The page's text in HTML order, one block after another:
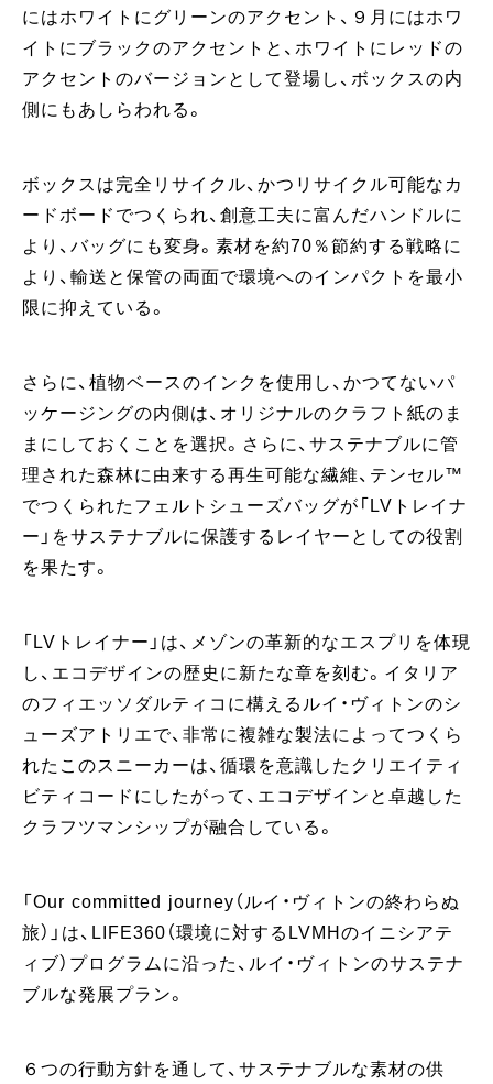
にはホワイトにグリーンのアクセント、９月にはホワ
イトにブラックのアクセントと、ホワイトにレッドの
アクセントのバージョンとして登場し、ボックスの内
側にもあしらわれる。
ボックスは完全リサイクル、かつリサイクル可能なカ
ードボードでつくられ、創意工夫に富んだハンドルに
より、バッグにも変身。素材を約70％節約する戦略に
より、輸送と保管の両面で環境へのインパクトを最小
限に抑えている。
さらに、植物ベースのインクを使用し、かつてないパ
ッケージングの内側は、オリジナルのクラフト紙のま
まにしておくことを選択。さらに、サステナブルに管
理された森林に由来する再生可能な繊維、テンセル™️
でつくられたフェルトシューズバッグが「LVトレイナ
ー」をサステナブルに保護するレイヤーとしての役割
を果たす。
「LVトレイナー」は、メゾンの革新的なエスプリを体現
し、エコデザインの歴史に新たな章を刻む。イタリア
のフィエッソダルティコに構えるルイ・ヴィトンのシ
ューズアトリエで、非常に複雑な製法によってつくら
れたこのスニーカーは、循環を意識したクリエイティ
ビティコードにしたがって、エコデザインと卓越した
クラフツマンシップが融合している。
「Our committed journey（ルイ・ヴィトンの終わらぬ
旅）」は、LIFE360（環境に対するLVMHのイニシアテ
ィブ）プログラムに沿った、ルイ・ヴィトンのサステナ
ブルな発展プラン。
６つの行動方針を通して、サステナブルな素材の供